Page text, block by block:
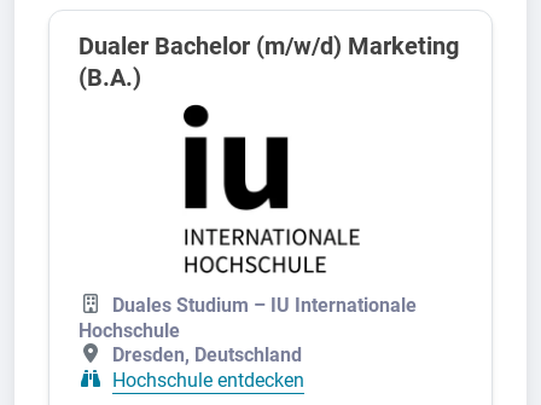
Dualer Bachelor (m/w/d) Marketing
(B.A.)
Duales Studium – IU Internationale
Hochschule
Dresden, Deutschland
Hochschule entdecken